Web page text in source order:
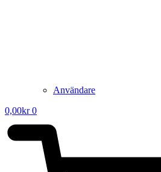
Användare
0,00kr 0